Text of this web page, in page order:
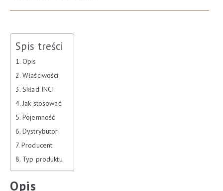
Spis treści
Opis
Właściwości
Skład INCI
Jak stosować
Pojemność
Dystrybutor
Producent
Typ produktu
Opis